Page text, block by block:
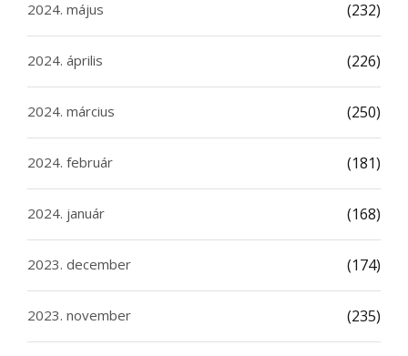
2024. május (232)
2024. április (226)
2024. március (250)
2024. február (181)
2024. január (168)
2023. december (174)
2023. november (235)